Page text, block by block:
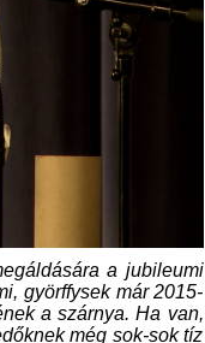
a jubileumi
györffysek már 2015-
a szárnya. Ha van,
még sok-sok tíz